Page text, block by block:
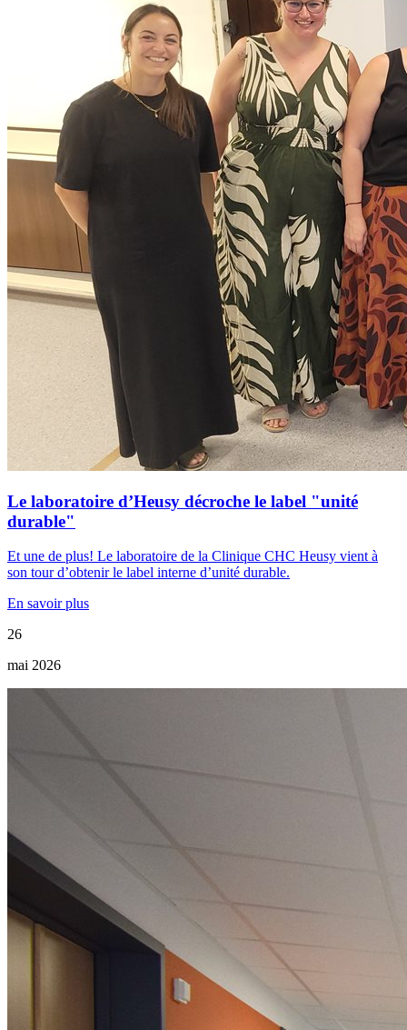
Le laboratoire d’Heusy décroche le label "unité
durable"
Et une de plus! Le laboratoire de la Clinique CHC Heusy vient à
son tour d’obtenir le label interne d’unité durable.
En savoir plus
26
mai 2026